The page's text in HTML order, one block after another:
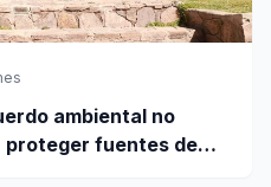
ambiental no
proteger fuentes de